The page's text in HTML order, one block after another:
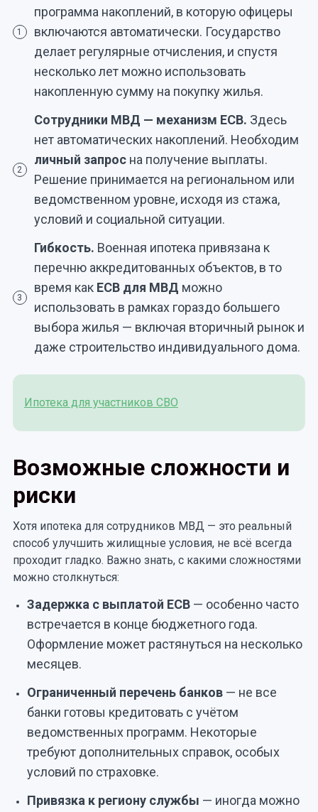
1
программа накоплений, в которую офицеры
включаются автоматически. Государство
делает регулярные отчисления, и спустя
несколько лет можно использовать
накопленную сумму на покупку жилья.
2
Сотрудники МВД — механизм ЕСВ. Здесь
нет автоматических накоплений. Необходим
личный запросна получение выплаты.
Решение принимается на региональном или
ведомственном уровне, исходя из стажа,
условий и социальной ситуации.
3
Гибкость. Военная ипотека привязана к
перечню аккредитованных объектов, в то
время как ЕСВ для МВД можно
использовать в рамках гораздо большего
выбора жилья — включая вторичный рынок и
даже строительство индивидуального дома.
Ипотека для участников СВО
Возможные сложности и
риски
Хотя ипотека для сотрудников МВД — это реальный
способ улучшить жилищные условия, не всё всегда
проходит гладко. Важно знать, с какими сложностями
можно столкнуться:
Задержка с выплатой ЕСВ— особенно часто
встречается в конце бюджетного года.
Оформление может растянуться на несколько
месяцев.
Ограниченный перечень банков— не все
банки готовы кредитовать с учётом
ведомственных программ. Некоторые
требуют дополнительных справок, особых
условий по страховке.
Привязка к региону службы — иногда можно